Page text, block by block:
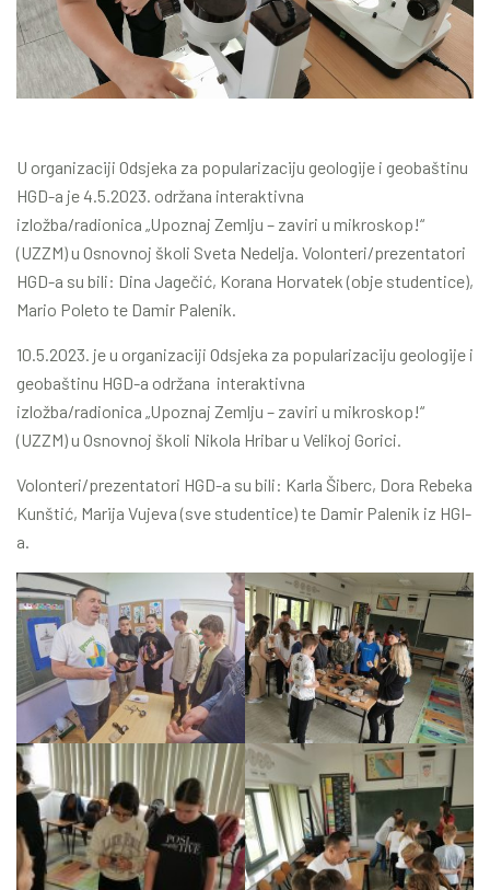
U organizaciji Odsjeka za popularizaciju geologije i geobaštinu
HGD-a je 4.5.2023. održana interaktivna
izložba/radionica „Upoznaj Zemlju – zaviri u mikroskop!“
(UZZM) u Osnovnoj školi Sveta Nedelja. Volonteri/prezentatori
HGD-a su bili: Dina Jagečić, Korana Horvatek (obje studentice),
Mario Poleto te Damir Palenik.
10.5.2023. je u organizaciji Odsjeka za popularizaciju geologije i
geobaštinu HGD-a održana interaktivna
izložba/radionica „Upoznaj Zemlju – zaviri u mikroskop!“
(UZZM) u Osnovnoj školi Nikola Hribar u Velikoj Gorici.
Volonteri/prezentatori HGD-a su bili: Karla Šiberc, Dora Rebeka
Kunštić, Marija Vujeva (sve studentice) te Damir Palenik iz HGI-
a.